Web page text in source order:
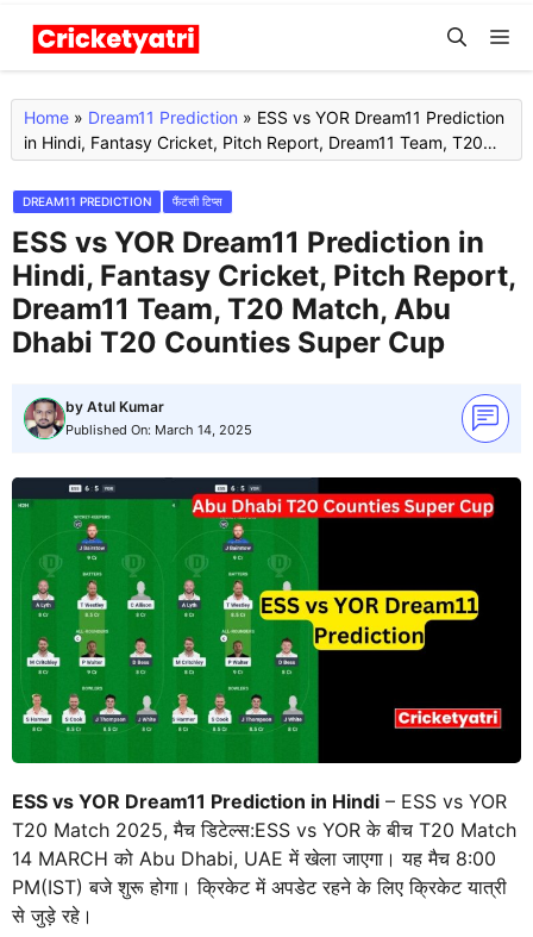
Skip
content
Home » Dream11 Prediction » ESS vs YOR Dream11 Prediction
in Hindi, Fantasy Cricket, Pitch Report, Dream11 Team, T20
Match, Abu Dhabi T20 Counties Super Cup
DREAM11 PREDICTION फैंटसी टिप्स
ESS vs YOR Dream11 Prediction in
Hindi, Fantasy Cricket, Pitch Report,
Dream11 Team, T20 Match, Abu
Dhabi T20 Counties Super Cup
by Atul Kumar
Published On: March 14, 2025
ESS vs YOR Dream11 Prediction in Hindi – ESS vs YOR
T20 Match 2025, मैच डिटेल्स:ESS vs YOR के बीच T20 Match
14 MARCH को Abu Dhabi, UAE में खेला जाएगा। यह मैच 8:00
PM(IST) बजे शुरू होगा। क्रिकेट में अपडेट रहने के लिए क्रिकेट यात्री
से जुड़े रहे।